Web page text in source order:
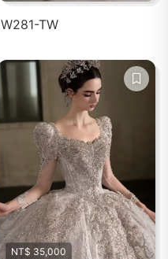
W281-TW
NT$ 35,000